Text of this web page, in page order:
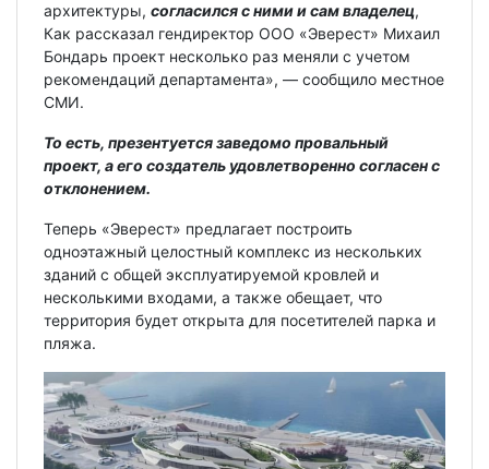
архитектуры, согласился с ними и сам владелец,
Как рассказал гендиректор ООО «Эверест» Михаил
Бондарь проект несколько раз меняли с учетом
рекомендаций департамента», — сообщило местное
СМИ.
То есть, презентуется заведомо провальный
проект, а его создатель удовлетворенно согласен с
отклонением.
Теперь «Эверест» предлагает построить
одноэтажный целостный комплекс из нескольких
зданий с общей эксплуатируемой кровлей и
несколькими входами, а также обещает, что
территория будет открыта для посетителей парка и
пляжа.